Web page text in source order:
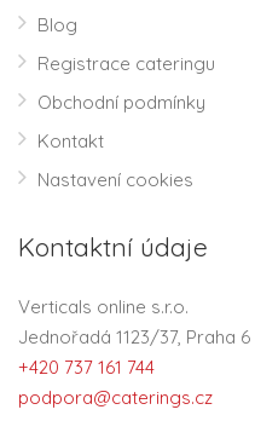
Blog
Registrace cateringu
Obchodní podmínky
Kontakt
Nastavení cookies
Kontaktní údaje
Verticals online s.r.o.
Jednořadá 1123/37, Praha 6
+420 737 161 744
podpora@caterings.cz